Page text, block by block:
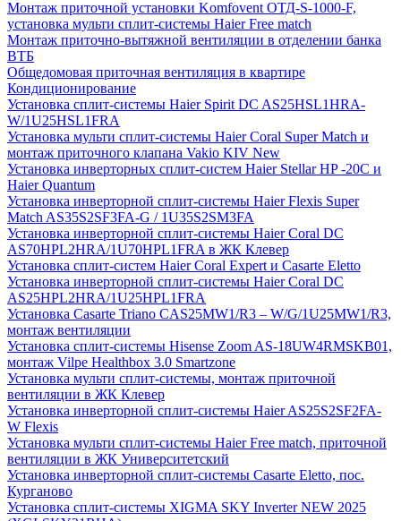
Монтаж приточной установки Komfovent ОТД-S-1000-F,
установка мульти сплит-системы Haier Free match
Монтаж приточно-вытяжной вентиляции в отделении банка
ВТБ
Общедомовая приточная вентиляция в квартире
Кондиционирование
Установка сплит-системы Haier Spirit DC AS25HSL1HRA-
W/1U25HSL1FRA
Установка мульти сплит-системы Haier Coral Super Match и
монтаж приточного клапана Vakio KIV New
Установка инверторных сплит-систем Haier Stellar HP -20С и
Haier Quantum
Установка инверторной сплит-системы Haier Flexis Super
Match AS35S2SF3FA-G / 1U35S2SM3FA
Установка инверторной сплит-системы Haier Coral DC
AS70HPL2HRA/1U70HPL1FRA в ЖК Клевер
Установка сплит-систем Haier Coral Expert и Casarte Eletto
Установка инверторной сплит-системы Haier Coral DC
AS25HPL2HRA/1U25HPL1FRA
Установка Casarte Triano CAS25MW1/R3 – W/G/1U25MW1/R3,
монтаж вентиляции
Установка сплит-системы Hisense Zoom AS-18UW4RMSKB01,
монтаж Vilpe Healthbox 3.0 Smartzone
Установка мульти сплит-системы, монтаж приточной
вентиляции в ЖК Клевер
Установка инверторной сплит-системы Haier AS25S2SF2FA-
W Flexis
Установка мульти сплит-системы Haier Free match, приточной
вентиляции в ЖК Университетский
Установка инверторной сплит-системы Casarte Eletto, пос.
Курганово
Установка сплит-системы XIGMA SKY Inverter NEW 2025